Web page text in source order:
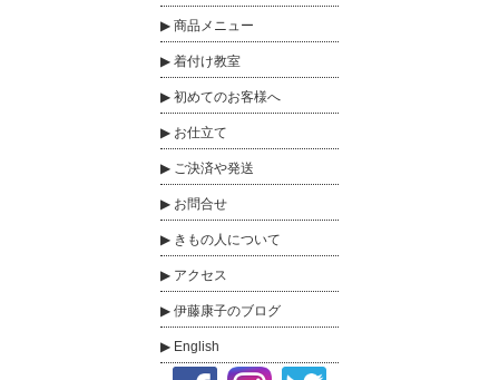
商品メニュー
着付け教室
初めてのお客様へ
お仕立て
ご決済や発送
お問合せ
きもの人について
アクセス
伊藤康子のブログ
English